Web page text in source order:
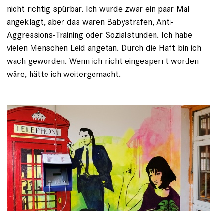
nicht richtig spürbar. Ich wurde zwar ein paar Mal
angeklagt, aber das waren Babystrafen, Anti-
Aggressions-Training oder Sozialstunden. Ich habe
vielen Menschen Leid angetan. Durch die Haft bin ich
wach geworden. Wenn ich nicht eingesperrt worden
wäre, hätte ich weitergemacht.